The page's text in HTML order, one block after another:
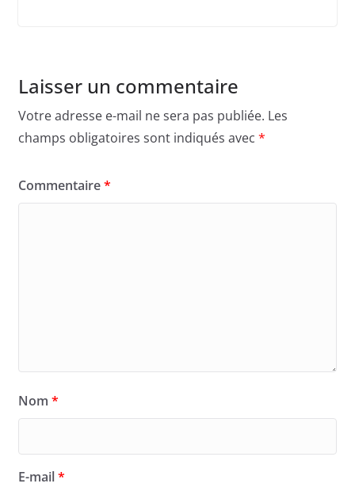
Laisser un commentaire
Votre adresse e-mail ne sera pas publiée. Les
champs obligatoires sont indiqués avec *
Commentaire*
Nom *
E-mail*